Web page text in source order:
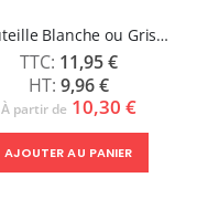
1 Bouteille Blanche ou Grise 750 ml
11,95 €
9,96 €
À partir de 10,30 €
AJOUTER AU PANIER